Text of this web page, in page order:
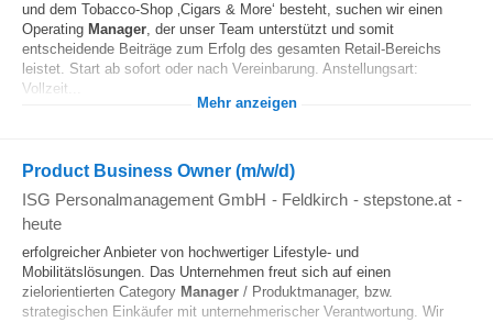
und dem Tobacco-Shop ‚Cigars & More‘ besteht, suchen wir einen
Operating Manager, der unser Team unterstützt und somit
entscheidende Beiträge zum Erfolg des gesamten Retail-Bereichs
leistet. Start ab sofort oder nach Vereinbarung. Anstellungsart:
Vollzeit...
Mehr anzeigen
Product Business Owner (m/w/d)
ISG Personalmanagement GmbH - Feldkirch - stepstone.at -
heute
erfolgreicher Anbieter von hochwertiger Lifestyle- und
Mobilitätslösungen. Das Unternehmen freut sich auf einen
zielorientierten Category Manager / Produktmanager, bzw.
strategischen Einkäufer mit unternehmerischer Verantwortung. Wir